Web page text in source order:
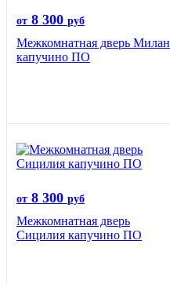
от 8 300 руб
Межкомнатная дверь Милан
капучино ПО
от 8 300 руб
Межкомнатная дверь
Сицилия капучино ПО